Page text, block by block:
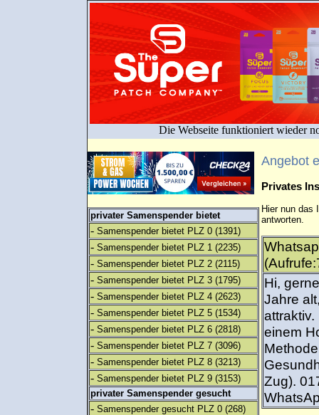
Die Webseite funktioniert wieder
privater Samenspender bietet
- Samenspender bietet PLZ 0 (1391)
- Samenspender bietet PLZ 1 (2235)
- Samenspender bietet PLZ 2 (2115)
- Samenspender bietet PLZ 3 (1795)
- Samenspender bietet PLZ 4 (2623)
- Samenspender bietet PLZ 5 (1534)
- Samenspender bietet PLZ 6 (2818)
- Samenspender bietet PLZ 7 (3096)
- Samenspender bietet PLZ 8 (3213)
- Samenspender bietet PLZ 9 (3153)
privater Samenspender gesucht
- Samenspender gesucht PLZ 0 (268)
Angebot
Privates
Hier nun das
antworten.
Hi,
Jahre
einem
Zug).